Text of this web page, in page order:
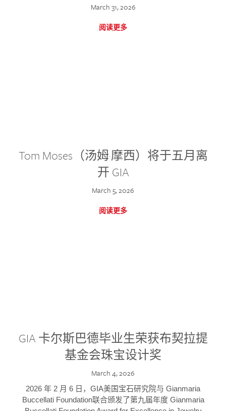
March 31, 2026
阅读更多
Tom Moses（汤姆·摩西）将于五月离
开 GIA
March 5, 2026
阅读更多
GIA 卡尔斯巴德毕业生荣获布契拉提
基金会珠宝设计奖
March 4, 2026
2026 年 2 月 6 日，GIA美国宝石研究院与 Gianmaria
Buccellati Foundation联合颁发了第九届年度 Gianmaria